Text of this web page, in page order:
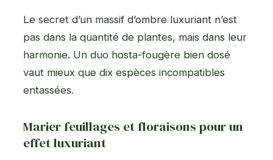
Le secret d’un massif d’ombre luxuriant n’est
pas dans la quantité de plantes, mais dans leur
harmonie. Un duo hosta-fougère bien dosé
vaut mieux que dix espèces incompatibles
entassées.
Marier feuillages et floraisons pour un
effet luxuriant